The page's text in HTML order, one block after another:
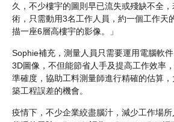
久，不少樓宇的圖則早已流失或殘缺不全
術，只需動用3名工作人員，約一個工作天
描一座6層高樓宇的影像。」
Sophie補充，測量人員只需要運用電腦軟
3D圖像，不但能節省人手及提高工作效率
準確度，協助工料測量師進行精確的估算
築工程誤差的機會。
疫情下，不少企業絞盡腦汁，減少工作場